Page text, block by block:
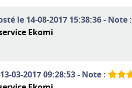
le 14-08-2017 15:38:36 - Note :
Ekomi
03-2017 09:28:53 - Note :